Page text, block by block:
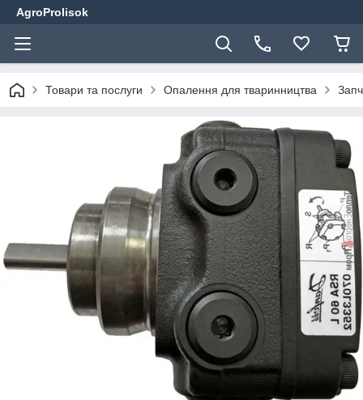
AgroProlisok
Товари та послуги Опалення для тваринництва